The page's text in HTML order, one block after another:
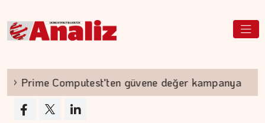
Prime Computest'ten güvene değer kampanya